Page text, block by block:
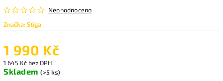
Neohodnoceno
Značka:Stiga
1 990 Kč
1 645 Kč bez DPH
Skladem (>5 ks)